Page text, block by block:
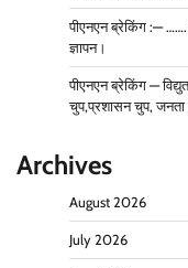
पीएनएन ब्रेकिंग :— …….
ज्ञापन।
पीएनएन ब्रेकिंग —
चुप,प्रशासन चुप, जनता
Archives
August 2026
July 2026